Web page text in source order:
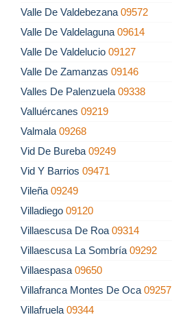
Valle De Valdebezana 09572
Valle De Valdelaguna 09614
Valle De Valdelucio 09127
Valle De Zamanzas 09146
Valles De Palenzuela 09338
Valluércanes 09219
Valmala 09268
Vid De Bureba 09249
Vid Y Barrios 09471
Vileña 09249
Villadiego 09120
Villaescusa De Roa 09314
Villaescusa La Sombría 09292
Villaespasa 09650
Villafranca Montes De Oca 09257
Villafruela 09344